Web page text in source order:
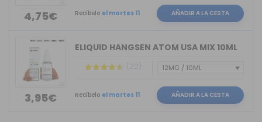
4,75€ Recíbelo el martes 11 AÑADIR A LA CESTA
3,95€
ELIQUID HANGSEN ATOM USA MIX 10ML
(22)
Recíbelo el martes 11 AÑADIR A LA CESTA